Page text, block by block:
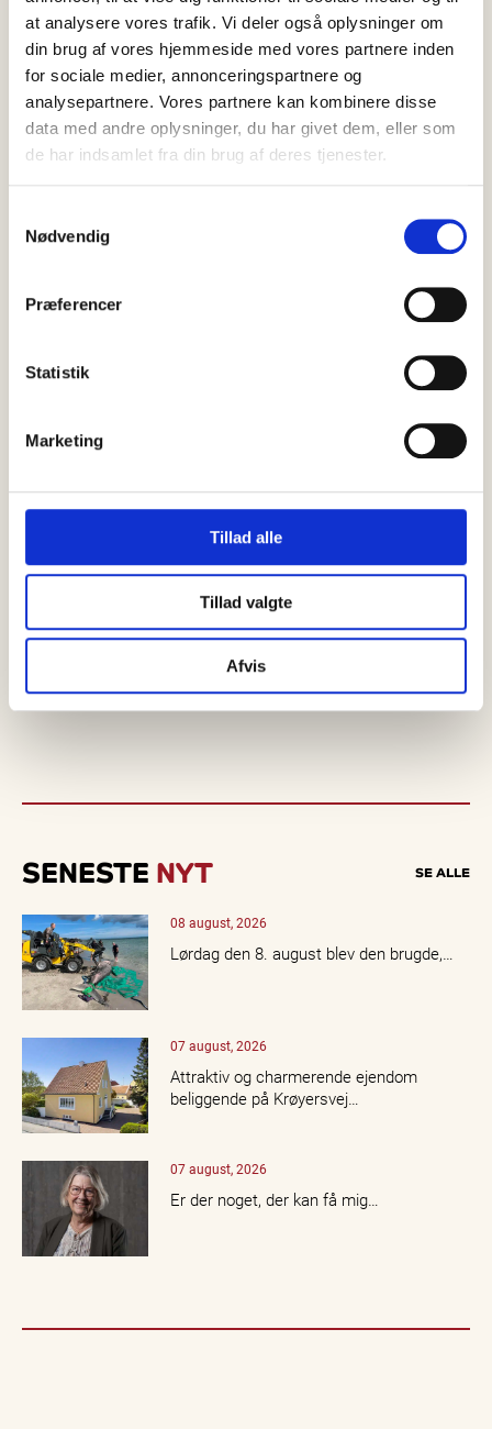
at analysere vores trafik. Vi deler også oplysninger om
din brug af vores hjemmeside med vores partnere inden
for sociale medier, annonceringspartnere og
analysepartnere. Vores partnere kan kombinere disse
data med andre oplysninger, du har givet dem, eller som
de har indsamlet fra din brug af deres tjenester.
Nødvendig
Præferencer
Statistik
Marketing
Tillad alle
Tillad valgte
Afvis
RELATEREDE
SE ALLE
SENESTE NYT SE ALLE
08 august, 2026
Lørdag den 8. august blev den brugde,…
07 august, 2026
Attraktiv og charmerende ejendom
beliggende på Krøyersvej…
07 august, 2026
Er der noget, der kan få mig…